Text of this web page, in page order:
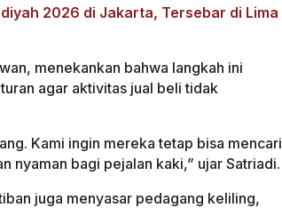
2026 di Jakarta, Tersebar di Lima
menekankan bahwa langkah ini
agar aktivitas jual beli tidak
Kami ingin mereka tetap bisa mencari
nyaman bagi pejalan kaki,” ujar Satriadi.
juga menyasar pedagang keliling,